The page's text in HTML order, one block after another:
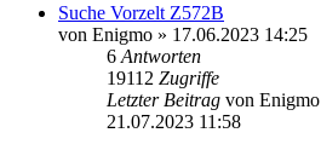
Suche Vorzelt Z572B
von Enigmo » 17.06.2023 14:25
6 Antworten
19112 Zugriffe
Letzter Beitrag von Enigmo
21.07.2023 11:58